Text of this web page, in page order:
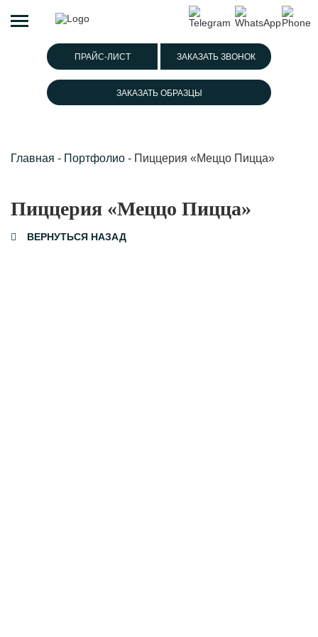
ПРАЙС-ЛИСТ ЗАКАЗАТЬ ЗВОНОК
ЗАКАЗАТЬ ОБРАЗЦЫ
Главная - Портфолио - Пиццерия «Меццо Пицца»
Пиццерия «Меццо Пицца»
ВЕРНУТЬСЯ НАЗАД